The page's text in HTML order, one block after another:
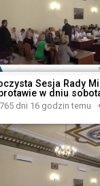
Sesja Rady
w dniu
765 dni 16 godzin temu